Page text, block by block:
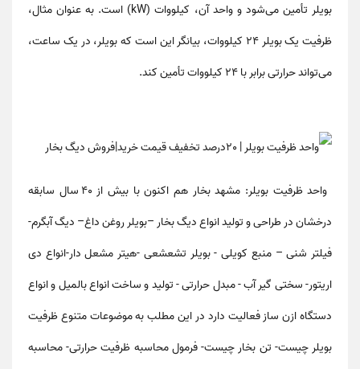
بویلر تأمین می‌شود و واحد آن، کیلووات (kW) است. به عنوان مثال،
ظرفیت یک بویلر ۲۴ کیلووات، بیانگر این است که بویلر، در یک ساعت،
می‌تواند حرارتی برابر با ۲۴ کیلووات تأمین کند.
واحد ظرفیت بویلر
: مشهد بخار هم اکنون با بیش از 40 سال سابقه
درخشان در طراحی و تولید انواع دیگ بخار –بویلر روغن داغ– دیگ آبگرم-
فیلتر شنی – منبع کویلی - بویلر تشعشعی -هیتر مشعل دار-انواع دی
اریتور- سختی گیر آب - مبدل حرارتی - تولید و ساخت انواع بالمیل و انواع
دستگاه ازن ساز فعالیت دارد در این مطلب به موضوعات متنوعظرفیت
بویلر چیست- تن بخار چیست- فرمول محاسبه ظرفیت حرارتی- محاسبه